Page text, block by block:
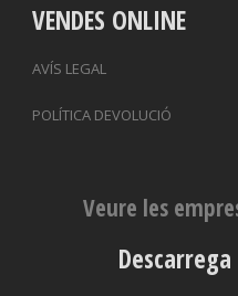
VENDES ONLINE
AVÍS LEGAL
POLÍTICA DEVOLUCIÓ
Veure les